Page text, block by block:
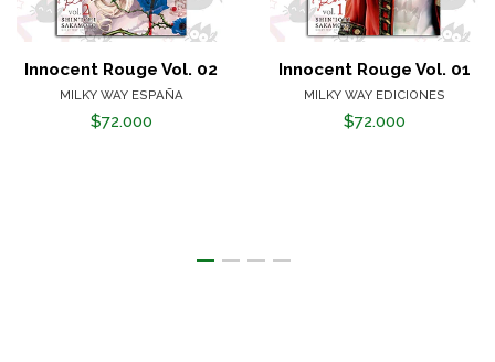
Innocent Rouge Vol. 02
MILKY WAY ESPAÑA
$72.000
Innocent Rouge Vol. 01
MILKY WAY EDICIONES
$72.000